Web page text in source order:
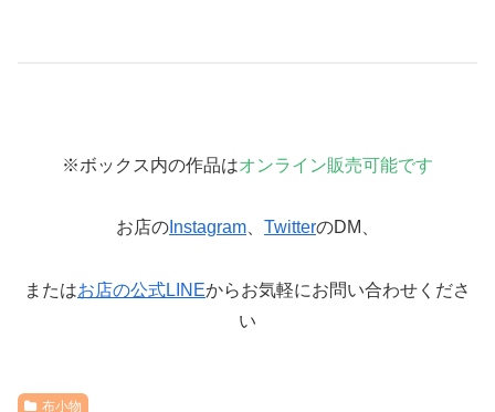
※ボックス内の作品はオンライン販売可能です
お店の Instagram TwitterのDM、
またはお店の公式LINEからお気軽にお問い合わせくださ
い
布小物